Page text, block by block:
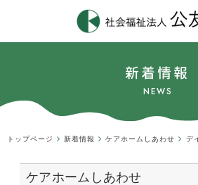
新着情報
NEWS
トップページ 新着情報 ケアホームしあわせ
ケアホームしあわせ